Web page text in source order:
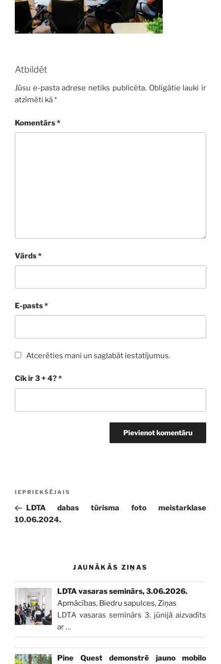
Atbildēt
Jūsu e-pasta adrese netiks publicēta. Obligātie lauki ir
atzīmēti kā*
Komentārs*
Vārds*
E-pasts*
Atcerēties mani un saglabāt iestatījumus.
Cik ir 3 + 4?*
Iepriekšējā
ziņa:
IEPRIEKŠĒJAIS
LDTA dabas tūrisma foto meistarklase
10.06.2024.
JAUNĀKĀS ZIŅAS
LDTA vasaras seminārs, 3.06.2026.
Apmācības, Biedru sapulces,Ziņas
LDTA vasaras seminārs 3. jūnijā aizvadīts
ar…
Pine Quest demonstrē jauno mobilo